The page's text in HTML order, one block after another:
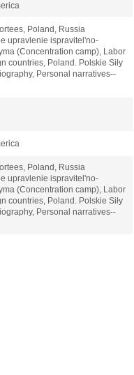
Poland, Russia
upravlenie ispravitelʹno-
(Concentration camp), Labor
countries, Poland. Polskie Siły
Personal narratives--
Poland, Russia
upravlenie ispravitelʹno-
(Concentration camp), Labor
countries, Poland. Polskie Siły
Personal narratives--